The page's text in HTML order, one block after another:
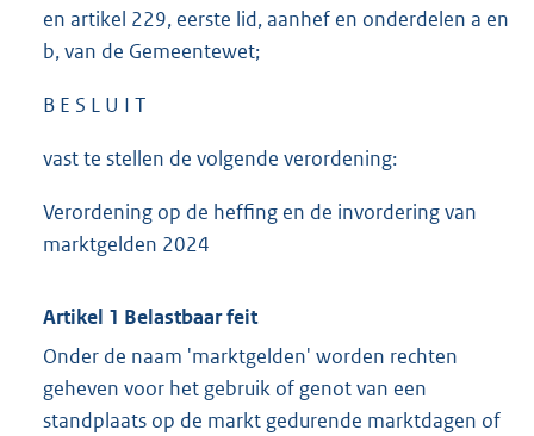
en artikel 229, eerste lid, aanhef en onderdelen a en
b, van de Gemeentewet;
B E S L U I T
vast te stellen de volgende verordening:
Verordening op de heffing en de invordering van
marktgelden 2024
Artikel 1 Belastbaar feit
Onder de naam 'marktgelden' worden rechten
geheven voor het gebruik of genot van een
standplaats op de markt gedurende marktdagen of